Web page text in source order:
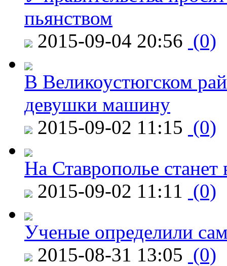
пьянством
2015-09-04 20:56 (0)
В Великоустюгском
девушки машину
2015-09-02 11:15 (0)
На Ставрополье
2015-09-02 11:11 (0)
Ученые определили
2015-08-31 13:05 (0)